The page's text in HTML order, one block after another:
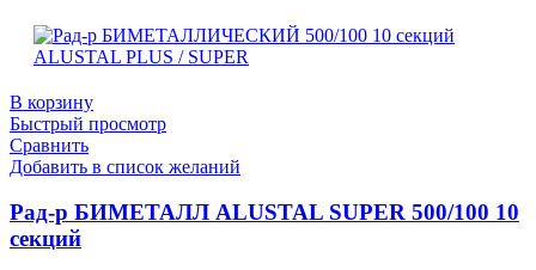
В корзину
Быстрый просмотр
Сравнить
Добавить в список желаний
Рад-р БИМЕТАЛЛ ALUSTAL SUPER 500/100 10
секций